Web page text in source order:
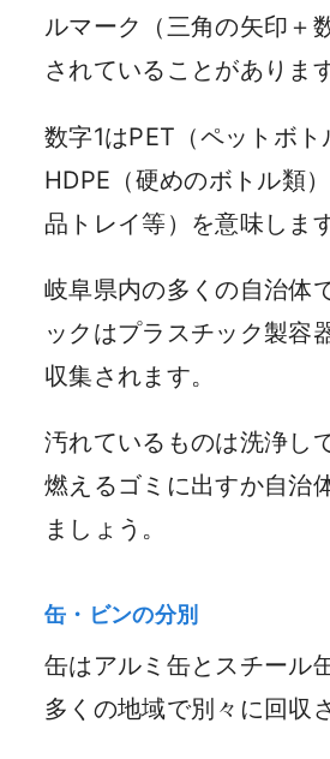
ルマーク（三角の矢印＋
されていることがあります
数字1はPET（ペットボト
HDPE（硬めのボトル類
品トレイ等）を意味します
岐阜県内の多くの自治体
ックはプラスチック製容
収集されます。
汚れているものは洗浄し
燃えるゴミに出すか自治
ましょう。
缶・ビンの分別
缶はアルミ缶とスチール
多くの地域で別々に回収